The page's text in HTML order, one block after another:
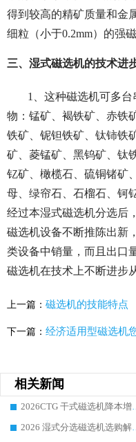
得到较高的精矿质量和金
细粒（小于0.2mm）的强
三、湿式磁选机的技术进
1、这种磁选机可多
物：锰矿、褐铁矿、赤铁
铁矿、铌钽铁矿、钛铈铁
矿、菱锰矿、黑钨矿、钛
钇矿、橄榄石、硫铜锗矿
母、绿帘石、石榴石、钶
经过本湿式磁选机分选后
磁选机设备不断推陈出新
类设备中销量，而且出口
磁选机在技术上不断进步
上一篇： 磁选机的技能特点
下一篇： 经济适用型磁选机
相关新闻
2026CTG 干式磁选
2026 湿式分选磁选机